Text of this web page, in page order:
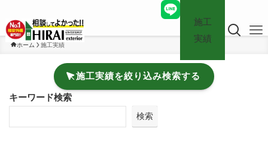
施工
実績
ホーム 施工実績
施工実績を絞り込み検索する
キーワード検索
検索